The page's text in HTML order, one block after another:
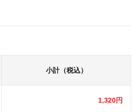
小計（税込）
1,320円